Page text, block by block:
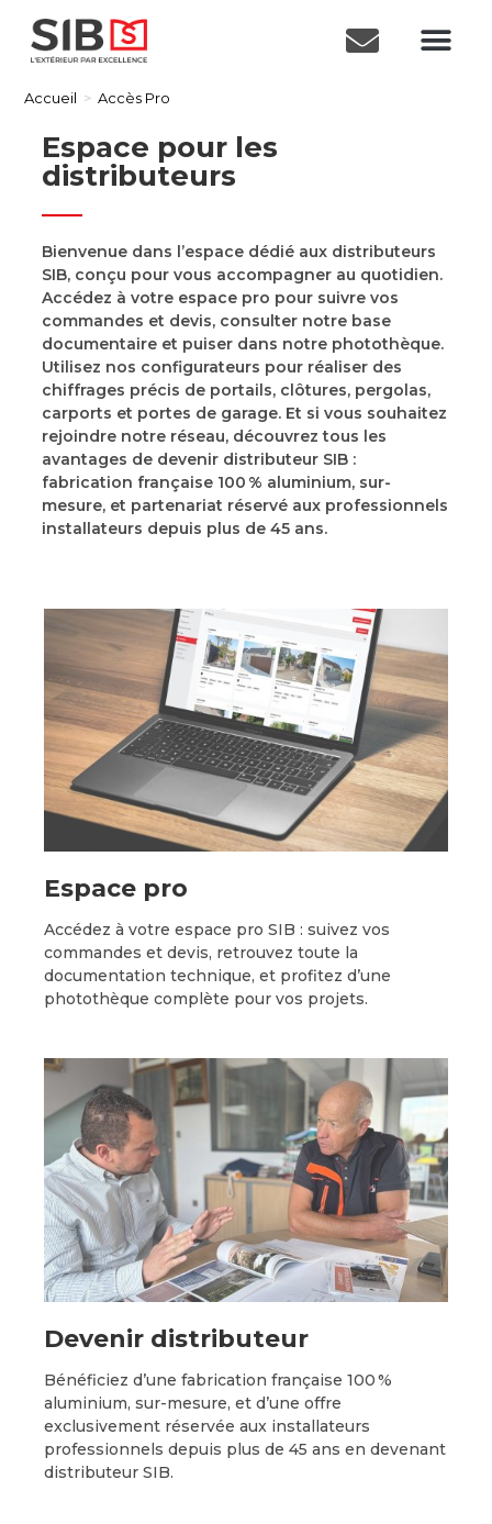
Accueil > Accès Pro
Espace pour les
distributeurs
Bienvenue dans l’espace dédié aux distributeurs
SIB, conçu pour vous accompagner au quotidien.
Accédez à votre espace pro pour suivre vos
commandes et devis, consulter notre base
documentaire et puiser dans notre photothèque.
Utilisez nos configurateurs pour réaliser des
chiffrages précis de portails, clôtures, pergolas,
carports et portes de garage. Et si vous souhaitez
rejoindre notre réseau, découvrez tous les
avantages de devenir distributeur SIB :
fabrication française 100 % aluminium, sur-
mesure, et partenariat réservé aux professionnels
installateurs depuis plus de 45 ans.
Espace pro
Accédez à votre espace pro SIB : suivez vos
commandes et devis, retrouvez toute la
documentation technique, et profitez d’une
photothèque complète pour vos projets.
Devenir distributeur
Bénéficiez d’une fabrication française 100 %
aluminium, sur-mesure, et d’une offre
exclusivement réservée aux installateurs
professionnels depuis plus de 45 ans en devenant
distributeur SIB.